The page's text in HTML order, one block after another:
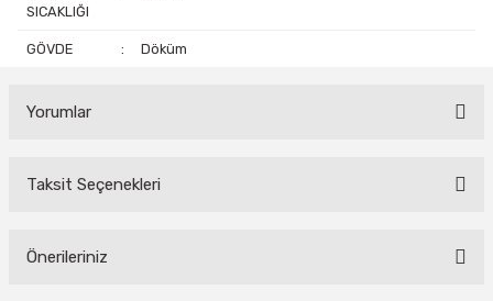
SICAKLIĞI
GÖVDE : Döküm
Yorumlar
Bu ürüne ilk yorumu siz yapın!
Taksit Seçenekleri
Önerileriniz